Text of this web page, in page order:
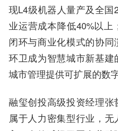
现L4级机器人量产及全
业运营成本降低40%以
闭环与商业化模式的协同
环卫成为智慧城市新基
城市管理提供可扩展的数
融玺创投高级投资经理张
属于人力密集型行业，